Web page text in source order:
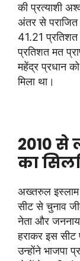
की प्रत्याशी
अंतर से
41.21
प्रतिशत मत
महेंद्र प्रधान
मिला था।
2010 से
का
अख्तरुल इस्लाम
सीट से चुनाव
नेता और
हराकर इस
उन्होंने भाजपा